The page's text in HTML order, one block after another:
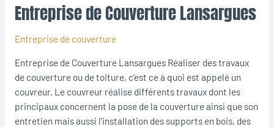
Entreprise de Couverture Lansargues
Entreprise de couverture
Entreprise de Couverture Lansargues Réaliser des travaux
de couverture ou de toiture, c’est ce à quoi est appelé un
couvreur. Le couvreur réalise différents travaux dont les
principaux concernent la pose de la couverture ainsi que son
entretien mais aussi l’installation des supports en bois, des
Entreprise
de
Couverture